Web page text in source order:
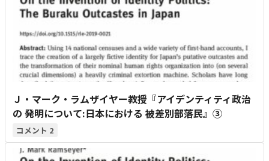
Ｊ・マーク・ラムザイヤー教授『アイデンティティ政治
の 発明について:日本における 被差別部落民』③
2